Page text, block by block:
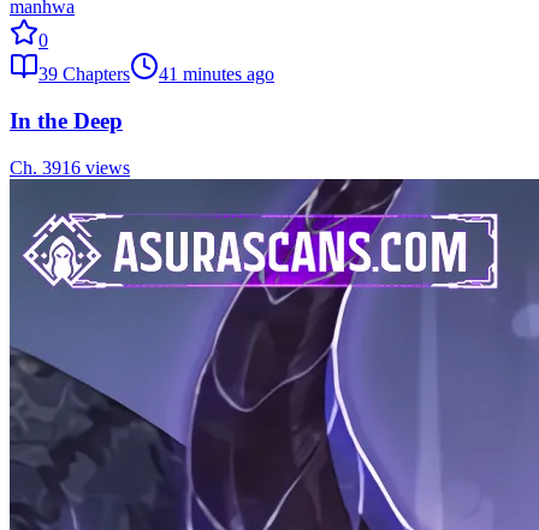
manhwa
0
39 Chapters 41 minutes ago
In the Deep
Ch. 3916 views